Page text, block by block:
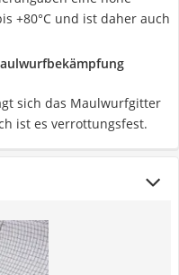
+80°C und ist daher auch
sich das Maulwurfgitter
ist es verrottungsfest.